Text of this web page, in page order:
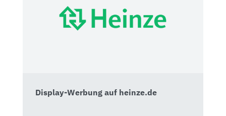
Display-Werbung auf heinze.de